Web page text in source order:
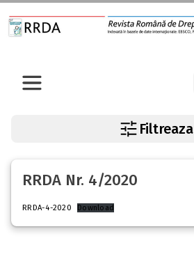
Filtreaza
RRDA Nr. 4/2020
RRDA-4-2020 Download